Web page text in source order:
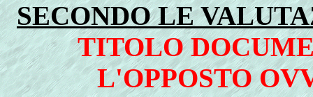
SECONDO LE
TITOLO
L'OPPOSTO